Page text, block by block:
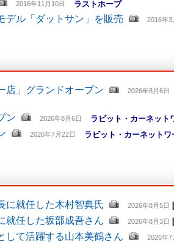
2016年11月10日 ラストホープ
デル「ダットサン」を販売 2016年3
店」グランドオープン 2026年8月6日
ン
2026年8月6日 ラビット・カーネット
2026年7月22日
ラビット・カーネットワ
に就任した木村智典氏 2026年8月5日
就任した坂部成吾さん 2026年8月3日
して活躍する山本美鶴さん 2026年7